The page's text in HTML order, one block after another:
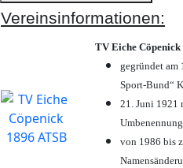
Vereinsinformationen:
TV Eiche
gegründet am
Sport-Bund“
21. Juni 1921
von 1986 bis